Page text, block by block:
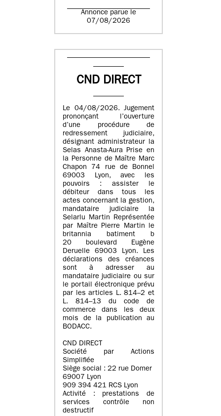
Annonce parue le
07/08/2026
CND DIRECT
Le 04/08/2026. Jugement
prononçant l’ouverture
d’une procédure de
redressement judiciaire,
désignant administrateur la
Selas Anasta-Aura Prise en
la Personne de Maître Marc
Chapon 74 rue de Bonnel
69003 Lyon, avec les
pouvoirs : assister le
débiteur dans tous les
actes concernant la gestion,
mandataire judiciaire la
Selarlu Martin Représentée
par Maître Pierre Martin le
britannia batiment b
20 boulevard Eugène
Deruelle 69003 Lyon. Les
déclarations des créances
sont à adresser au
mandataire judiciaire ou sur
le portail électronique prévu
par les articles L. 814–2 et
L. 814–13 du code de
commerce dans les deux
mois de la publication au
BODACC.
CND DIRECT
Société par Actions
Simplifiée
Siège social : 22 rue Domer
69007 Lyon
909 394 421 RCS Lyon
Activité : prestations de
services contrôle non
destructif